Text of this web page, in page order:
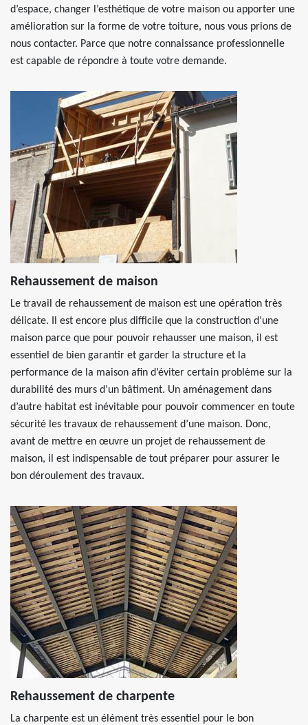
d’espace, changer l’esthétique de votre maison ou apporter une
amélioration sur la forme de votre toiture, nous vous prions de
nous contacter. Parce que notre connaissance professionnelle
est capable de répondre à toute votre demande.
Rehaussement de maison
Le travail de rehaussement de maison est une opération très
délicate. Il est encore plus difficile que la construction d’une
maison parce que pour pouvoir rehausser une maison, il est
essentiel de bien garantir et garder la structure et la
performance de la maison afin d’éviter certain problème sur la
durabilité des murs d’un bâtiment. Un aménagement dans
d’autre habitat est inévitable pour pouvoir commencer en toute
sécurité les travaux de rehaussement d’une maison. Donc,
avant de mettre en œuvre un projet de rehaussement de
maison, il est indispensable de tout préparer pour assurer le
bon déroulement des travaux.
Rehaussement de charpente
La charpente est un élément très essentiel pour le bon